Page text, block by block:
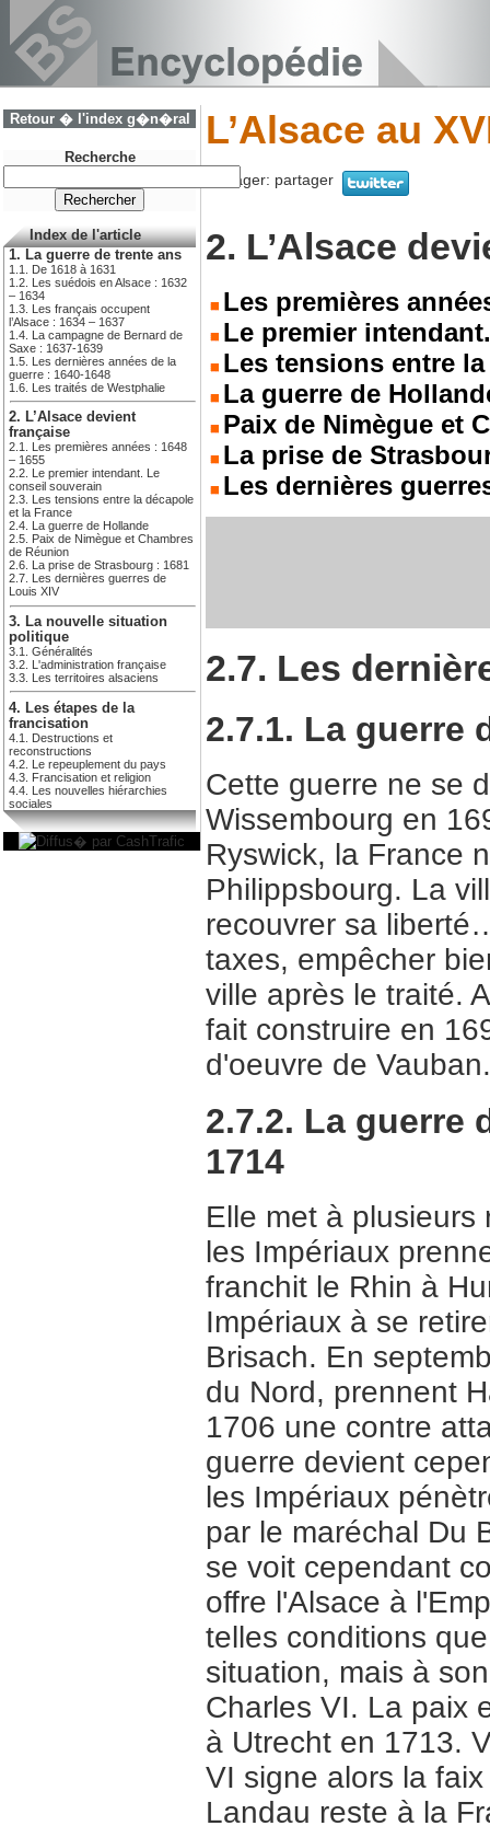
Retour � l'index g�n�ral
Recherche
Index de l'article
1. La guerre de trente ans
1.1. De 1618 à 1631
1.2. Les suédois en Alsace : 1632
– 1634
1.3. Les français occupent
l’Alsace : 1634 – 1637
1.4. La campagne de Bernard de
Saxe : 1637-1639
1.5. Les dernières années de la
guerre : 1640-1648
1.6. Les traités de Westphalie
2. L’Alsace devient
française
2.1. Les premières années : 1648
– 1655
2.2. Le premier intendant. Le
conseil souverain
2.3. Les tensions entre la décapole
et la France
2.4. La guerre de Hollande
2.5. Paix de Nimègue et Chambres
de Réunion
2.6. La prise de Strasbourg : 1681
2.7. Les dernières guerres de
Louis XIV
3. La nouvelle situation
politique
3.1. Généralités
3.2. L'administration française
3.3. Les territoires alsaciens
4. Les étapes de la
francisation
4.1. Destructions et
reconstructions
4.2. Le repeuplement du pays
4.3. Francisation et religion
4.4. Les nouvelles hiérarchies
sociales
L’Alsace au
Partager: partager
2. L’Alsace
Les premières
Le premier
Les tensions entre
La guerre de
Paix de Nimègue et
La prise de
Les dernières
2.7. Les
2.7.1. La guerre
Cette guerre ne se
Wissembourg en
Ryswick, la France
Philippsbourg. La
recouvrer sa
taxes, empêcher
ville après le traité.
fait construire en
d'oeuvre de Vauban.
2.7.2. La guerre
1714
Elle met à
les Impériaux
franchit le Rhin à
Impériaux à se
Brisach. En
du Nord, prennent
1706 une contre
guerre devient
les Impériaux
par le maréchal Du
se voit cependant
offre l'Alsace à
telles conditions
situation, mais à
Charles VI. La paix
à Utrecht en 1713.
VI signe alors la
Landau reste à la